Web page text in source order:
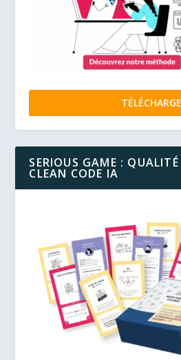
SERIOUS GAME :
CLEAN CODE IA